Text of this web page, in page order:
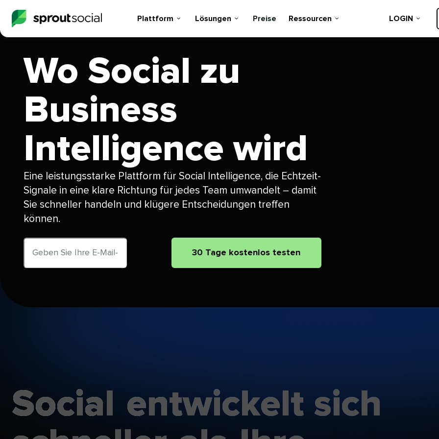
Plattform​​ Lösungen​​ Preise​​ Ressourcen​​ LOGIN​​
Wo Social zu
Business
Intelligence wird​​
Eine leistungsstarke Plattform für Social Intelligence, die Echtzeit-
Signale in eine klare Richtung für jedes Team umwandelt – damit
Sie schneller handeln und klügere Entscheidungen treffen
können.​​
Mail-
Adresse​​
30 Tage kostenlos testen​​
Social​​
entwickelt sich​​